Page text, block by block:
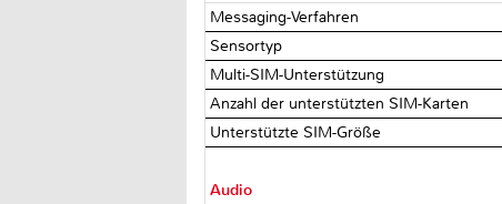
Messaging-Verfahren
Sensortyp
Multi-SIM-Unterstützung
Anzahl der unterstützten SIM-Karten
Unterstützte SIM-Größe
Audio